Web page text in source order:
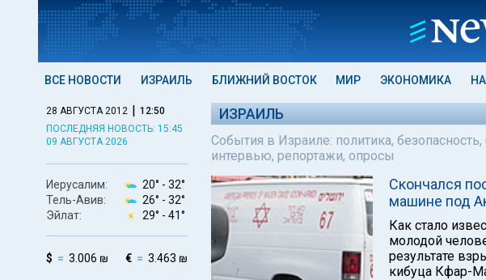
ВСЕ НОВОСТИ ИЗРАИЛЬ БЛИЖНИЙ ВОСТОК МИР ЭКОНОМИКА
28 АВГУСТА 2012 | 12:50
ПОСЛЕДНЯЯ НОВОСТЬ: 15:45
09 АВГУСТА 2026
Иерусалим: 20° - 32°
Тель-Авив:
26° - 32°
Эйлат:
29° - 41°
$ 3.006 ₪ € 3.463 ₪
ИЗРАИЛЬ
События в Израиле: политика,
интервью, репортажи, опросы
Скончался
машине под
Как стало
молодой
результате
кибуца Кфар-